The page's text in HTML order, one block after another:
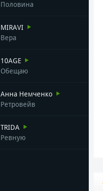
Половина
MIRAVI
Вера
10AGE
Обещаю
Анна Немченко
Ретровейв
TRIDA
Ревную